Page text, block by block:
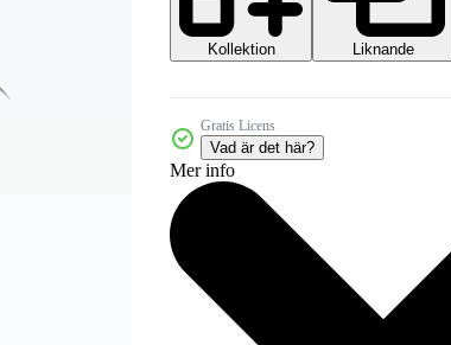
Kollektion
Liknande
Gratis Licens
Vad är det här?
Mer info